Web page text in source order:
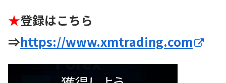
★登録はこちら
⇒https://www.xmtrading.com